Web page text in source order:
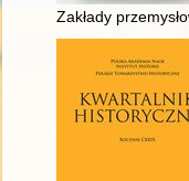
Zakłady